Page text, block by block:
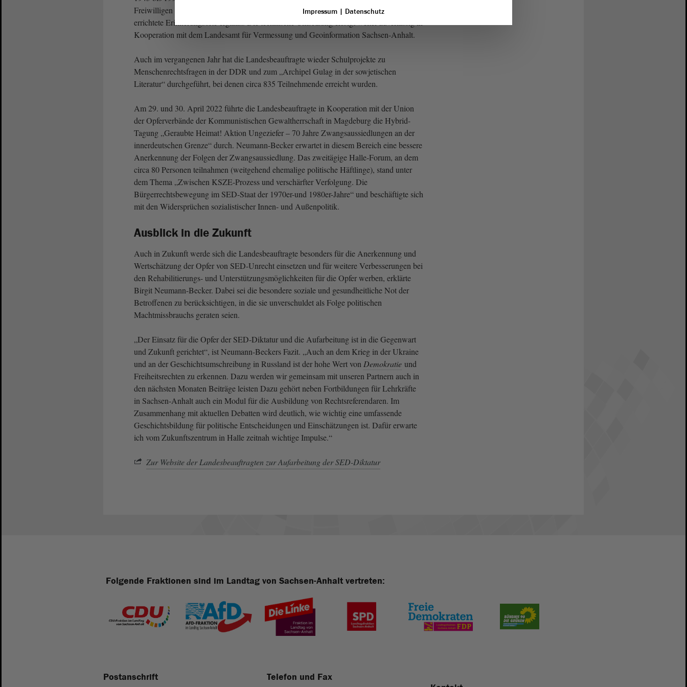
Freiwilligen Sozialen Jahr. Die Karte enthält nun 540 Datensätze und wurde um bereits
errichtete Erinnerungsorte ergänzt. Die technische Umsetzung erfolgt weiter zuverlässig in
Kooperation mit dem Landesamt für Vermessung und Geoinformation Sachsen-Anhalt.
Auch im vergangenen Jahr hat die Landesbeauftragte wieder Schulprojekte zu
Menschenrechtsfragen in der DDR und zum „Archipel Gulag in der sowjetischen
Literatur“ durchgeführt, bei denen circa 835 Teilnehmende erreicht wurden.
Am 29. und 30. April 2022 führte die Landesbeauftragte in Kooperation mit der Union
der Opferverbände der Kommunistischen Gewaltherrschaft in Magdeburg die Hybrid-
Tagung „Geraubte Heimat! Aktion Ungeziefer – 70 Jahre Zwangsaussiedlungen an der
innerdeutschen Grenze“ durch. Neumann-Becker erwartet in diesem Bereich eine bessere
Anerkennung der Folgen der Zwangsaussiedlung. Das zweitägige Halle-Forum, an dem
circa 80 Personen teilnahmen (weitgehend ehemalige politische Häftlinge), stand unter
dem Thema „Zwischen KSZE-Prozess und verschärfter Verfolgung. Die
Bürgerrechtsbewegung im SED-Staat der 1970er-und 1980er-Jahre“ und beschäftigte sich
mit den Widersprüchen sozialistischer Innen- und Außenpolitik.
Ausblick in die Zukunft
Auch in Zukunft werde sich die Landesbeauftragte besonders für die Anerkennung und
Wertschätzung der Opfer von SED-Unrecht einsetzen und für weitere Verbesserungen bei
den Rehabilitierungs- und Unterstützungsmöglichkeiten für die Opfer werben, erklärte
Birgit Neumann-Becker. Dabei sei die besondere soziale und gesundheitliche Not der
Betroffenen zu berücksichtigen, in die sie unverschuldet als Folge politischen
Machtmissbrauchs geraten seien.
„Der Einsatz für die Opfer der SED-Diktatur und die Aufarbeitung ist in die Gegenwart
und Zukunft gerichtet“, ist Neumann-Beckers Fazit. „Auch an dem Krieg in der Ukraine
und an der Geschichtsumschreibung in Russland ist der hohe Wert von Demokratie und
Freiheitsrechten zu erkennen. Dazu werden wir gemeinsam mit unseren Partnern auch in
den nächsten Monaten Beiträge leisten Dazu gehört neben Fortbildungen für Lehrkräfte
in Sachsen-Anhalt auch ein Modul für die Ausbildung von Rechtsreferendaren. Im
Zusammenhang mit aktuellen Debatten wird deutlich, wie wichtig eine umfassende
Geschichtsbildung für politische Entscheidungen und Einschätzungen ist. Dafür erwarte
ich vom Zukunftszentrum in Halle zeitnah wichtige Impulse.“
Zur Website der Landesbeauftragten zur Aufarbeitung der SED-Diktatur
Folgende Fraktionen sind im Landtag von Sachsen-Anhalt vertreten:
Postanschrift Telefon und Fax
Impressum | Datenschutz